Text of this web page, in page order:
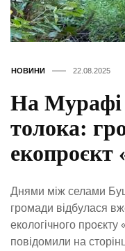
НОВИНИ 22.08.2025
На Мурафі
толока:
Днями між селами
громади відбулася
екологічного
повідомили на